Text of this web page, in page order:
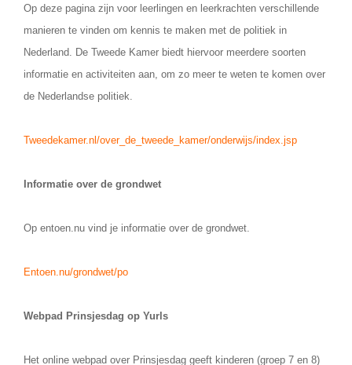
Op deze pagina zijn voor leerlingen en leerkrachten verschillende
manieren te vinden om kennis te maken met de politiek in
Nederland. De Tweede Kamer biedt hiervoor meerdere soorten
informatie en activiteiten aan, om zo meer te weten te komen over
de Nederlandse politiek.
Tweedekamer.nl/over_de_tweede_kamer/onderwijs/index.jsp
Informatie over de grondwet
Op entoen.nu vind je informatie over de grondwet.
Entoen.nu/grondwet/po
Webpad Prinsjesdag op Yurls
Het online webpad over Prinsjesdag geeft kinderen (groep 7 en 8)